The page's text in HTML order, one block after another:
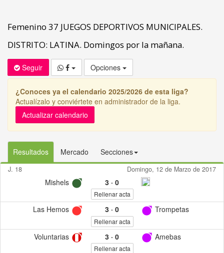
Femenino 37 JUEGOS DEPORTIVOS MUNICIPALES.
DISTRITO: LATINA. Domingos por la mañana.
Seguir Opciones
¿Conoces ya el calendario 2025/2026 de esta liga?
Actualízalo y conviértete en administrador de la liga.
Actualizar calendario
Resultados Mercado Secciones
J. 18 Domingo, 12 de Marzo de 2017
Mishels 3· 0
Rellenar acta
Las Hemos 3· 0 Trompetas
Rellenar acta
Voluntarias 3· 0 Amebas
Rellenar acta